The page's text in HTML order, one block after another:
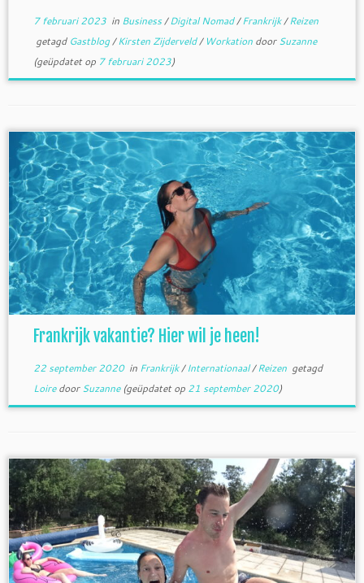
7 februari 2023in Business/Digital Nomad/Frankrijk/Reizen
getagd Gastblog/Kirsten Zijderveld/ Workation doorSuzanne
(geüpdatet op 7 februari 2023)
Frankrijk vakantie? Hier wil je heen!
22 september 2020in Frankrijk/Internationaal/Reizen getagd
LoiredoorSuzanne(geüpdatet op 21 september 2020)